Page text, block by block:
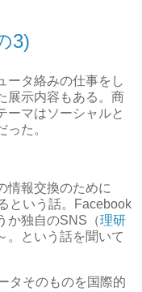
3)
ータ絡みの仕事をし
展示内容もある。商
ーマはソーシャルと
た。
情報交換のために
という話。Facebook
か独自のSNS（理研
。という話を聞いて
タそのものを国際的